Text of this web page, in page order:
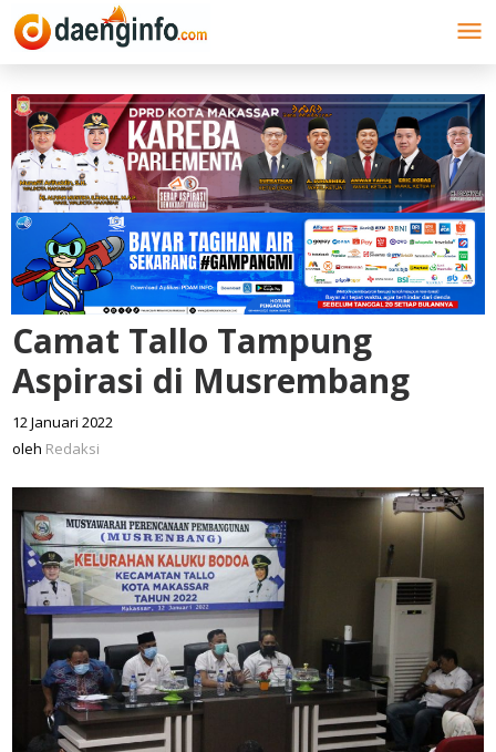
Lewati
ke
Camat Tallo Tampung
Aspirasi di Musrembang
12 Januari 2022
oleh Redaksi